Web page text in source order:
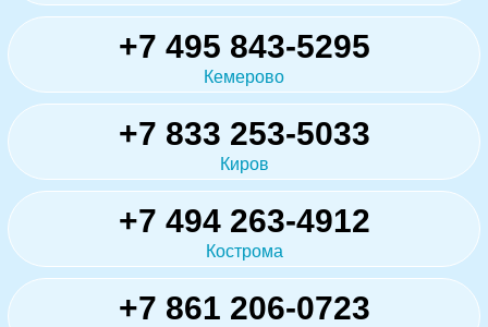
+7 495 843-5295
Кемерово
+7 833 253-5033
Киров
+7 494 263-4912
Кострома
+7 861 206-0723